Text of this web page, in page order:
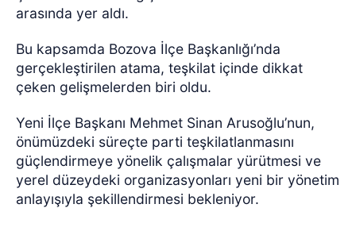
arasında yer aldı.
Bu kapsamda Bozova İlçe Başkanlığı’nda
gerçekleştirilen atama, teşkilat içinde dikkat
çeken gelişmelerden biri oldu.
Yeni İlçe Başkanı Mehmet Sinan Arusoğlu’nun,
önümüzdeki süreçte parti teşkilatlanmasını
güçlendirmeye yönelik çalışmalar yürütmesi ve
yerel düzeydeki organizasyonları yeni bir yönetim
anlayışıyla şekillendirmesi bekleniyor.